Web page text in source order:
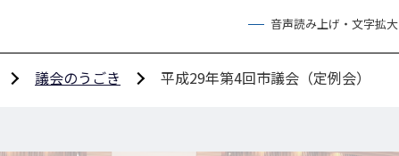
音声読み上げ・文字拡大
議会のうごき 平成29年第4回市議会（定例会）